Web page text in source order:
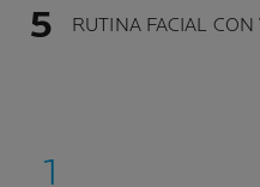
RUTINA FACIAL CON